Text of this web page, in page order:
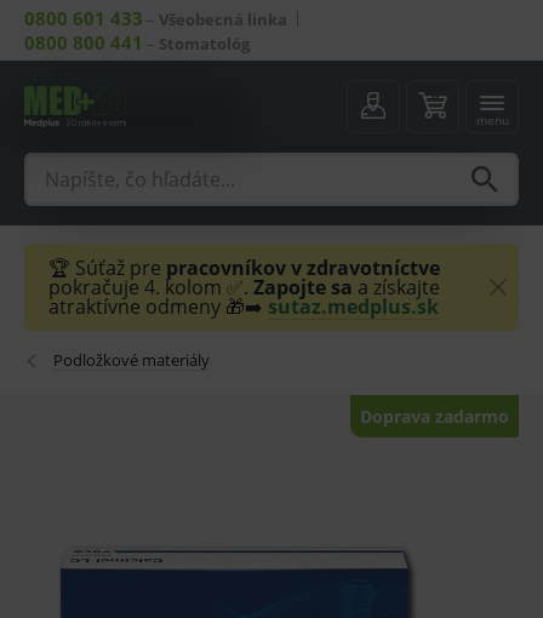
0800 601 433 – Všeobecná linka
0800 800 441 – Stomatológ
menu
🏆 Súťaž pre pracovníkov v zdravotníctve
pokračuje 4. kolom ✅. Zapojte sa a získajte
atraktívne odmeny 🎁➡️ sutaz.medplus.sk
Podložkové materiály
Doprava zadarmo